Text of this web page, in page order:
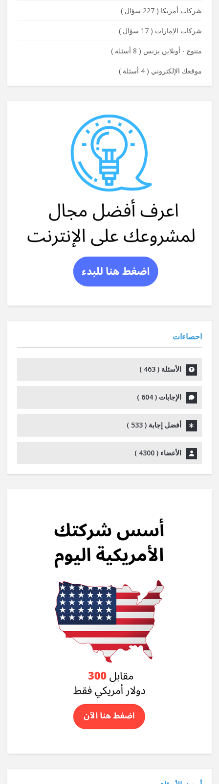
شركات أمريكا ( 227 سؤال )
شركات الإمارات ( 17 سؤال )
متنوع - أونلاين بزنس ( 8 أسئلة )
موقعك الإلكتروني ( 4 أسئلة )
احصاءات
الأسئلة ( 463
)
الإجابات ( 604
)
أفضل إجابة ( 533
)
الأعضاء ( 4300
)